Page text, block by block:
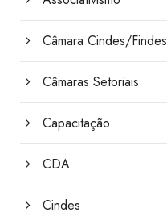
Câmara Cindes/Findes
Câmaras Setoriais
Capacitação
CDA
Cindes